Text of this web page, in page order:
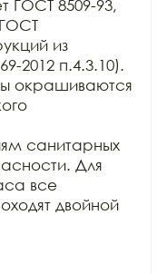
ГОСТ 8509-93,
из
2012 п.4.3.10).
окрашиваются
санитарных
Для
все
двойной